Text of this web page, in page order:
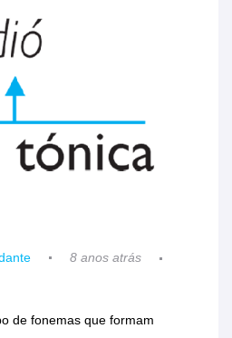
8 anos atrás
de fonemas que formam